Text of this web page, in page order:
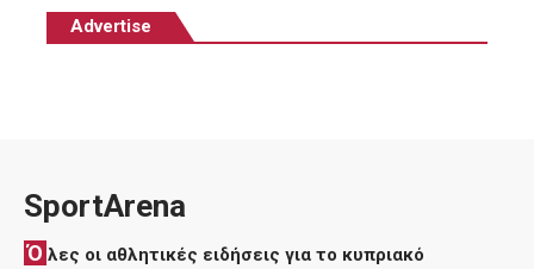
Advertise
SportArena
Ό λες οι αθλητικές ειδήσεις για το κυπριακό